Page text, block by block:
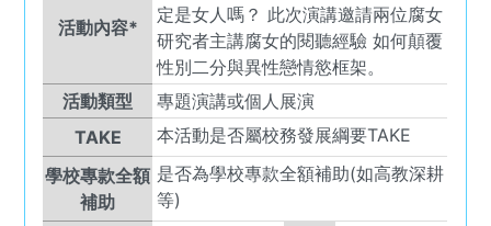
活動內容*
定是女人嗎？ 此次演講邀請兩位腐女
研究者主講腐女的閱聽經驗 如何顛覆
性別二分與異性戀情慾框架。
活動類型
專題演講或個人展演
TAKE
本活動是否屬校務發展綱要TAKE
學校專款全額
補助
是否為學校專款全額補助(如高教深耕
等)